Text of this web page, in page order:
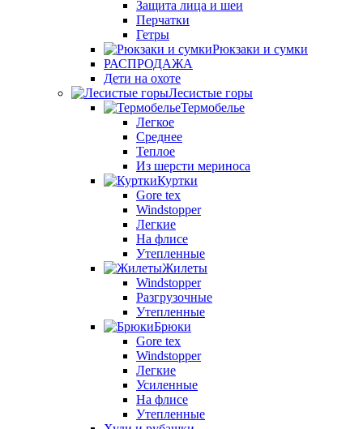
Защита лица и шеи
Перчатки
Гетры
Рюкзаки и сумки
РАСПРОДАЖА
Дети на охоте
Лесистые горы
Термобелье
Легкое
Среднее
Теплое
Из шерсти мериноса
Куртки
Gore tex
Windstopper
Легкие
На флисе
Утепленные
Жилеты
Windstopper
Разгрузочные
Утепленные
Брюки
Gore tex
Windstopper
Легкие
Усиленные
На флисе
Утепленные